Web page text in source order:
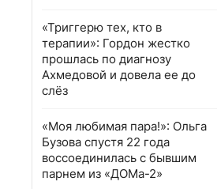
«Триггерю тех, кто в
терапии»: Гордон жестко
прошлась по диагнозу
Ахмедовой и довела ее до
слёз
«Моя любимая пара!»: Ольга
Бузова спустя 22 года
воссоединилась с бывшим
парнем из «ДОМа-2»